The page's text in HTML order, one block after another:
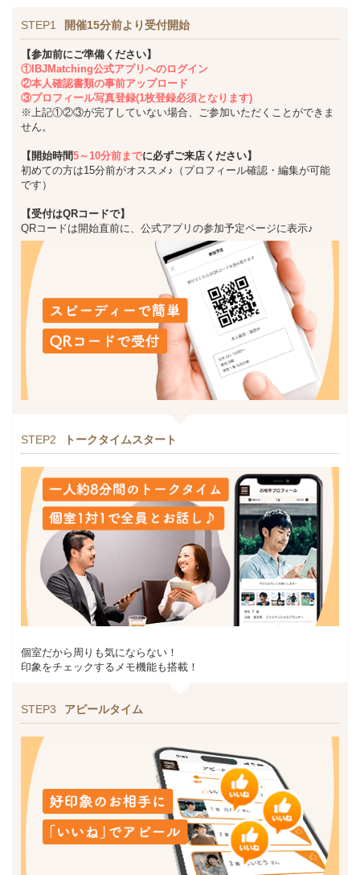
STEP1 開催15分前より受付開始
【参加前にご準備ください】
①IBJMatching公式アプリへのログイン
②本人確認書類の事前アップロード
③プロフィール写真登録(1枚登録必須となります)
※上記①②③が完了していない場合、ご参加いただくことができま
せん。
【開始時間5～10分前までに必ずご来店ください】
初めての方は15分前がオススメ♪（プロフィール確認・編集が可能
です）
【受付はQRコードで】
QRコードは開始直前に、公式アプリの参加予定ページに表示♪
STEP2 トークタイムスタート
個室だから周りも気にならない！
印象をチェックするメモ機能も搭載！
STEP3 アピールタイム